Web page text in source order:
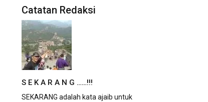
Catatan Redaksi
S E K A R A N G ……!!!
SEKARANG adalah kata ajaib untuk